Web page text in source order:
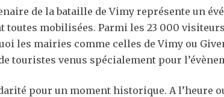
de la bataille de Vimy représente un
toutes mobilisées. Parmi les 23 000
les mairies comme celles de Vimy ou
touristes venus spécialement pour
pour un moment historique. A l’heure